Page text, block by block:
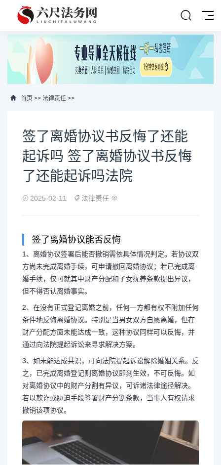
首页 >> 法律责任 >>
签了离婚协议书反悔了还能
起诉吗 签了离婚协议书反悔
了还能起诉吗法院
2025-02-11 法律责任
签了离婚协议能否反悔
1、离婚协议签署后能否撤销需依具体情况判定。若协议双
方尚未完成离婚手续，可申请撤回离婚协议；若已完成离
婚手续，仅可就其中财产分配和子女抚养条款提出异议，
但不得否认离婚事实。
2、在没有正式登记离婚之前，任何一方都有权不附加任何
条件地反悔离婚协议。特别是当男女双方自愿离婚，但在
财产分配方面未能达成一致，这种协议同样可以反悔，并
通过向法院提起诉讼来寻求解决方案。
3、如未能达成共识，可向法院提起诉讼解除婚姻关系。反
之，已完成离婚登记则离婚协议即刻生效，不可反悔。如
对离婚协议中的财产分割有异议，可诉诸法律途径解决。
若以欺诈或胁迫手段签署财产分割条款，当事人有权请求
撤销该项协议。
签了离婚协议书反悔了
离婚协议书反悔了还
1、离婚协议签署后能否撤销需
双方尚未完成离婚手续，可申请撤
婚手续，仅可就其中财产分配和子
不得否认离...